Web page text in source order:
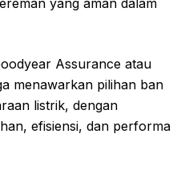
Assurance atau
menawarkan pilihan ban
listrik, dengan
efisiensi, dan performa